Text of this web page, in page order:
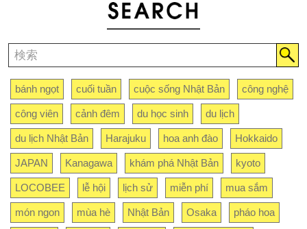
bánh ngọt cuối tuần cuộc sống Nhật Bản công nghệ
công viên cảnh đêm du học sinh du lịch
du lịch Nhật Bản Harajuku hoa anh đào Hokkaido
JAPAN Kanagawa khám phá Nhật Bản kyoto
LOCOBEE lễ hội lịch sử miễn phí mua sắm
món ngon mùa hè Nhật Bản Osaka pháo hoa